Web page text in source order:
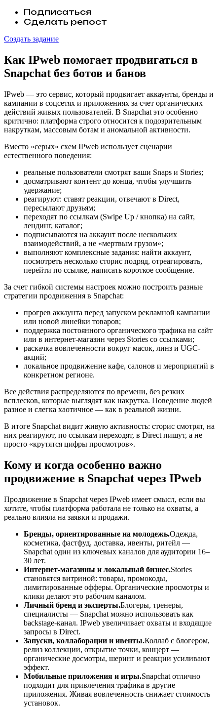
Подписаться
Сделать репост
Создать задание
Как IPweb помогает продвигаться в
Snapchat без ботов и банов
IPweb — это сервис, который продвигает аккаунты, бренды и
кампании в соцсетях и приложениях за счет органических
действий живых пользователей. В Snapchat это особенно
критично: платформа строго относится к подозрительным
накруткам, массовым ботам и аномальной активности.
Вместо «серых» схем IPweb использует сценарии
естественного поведения:
реальные пользователи смотрят ваши Snaps и Stories;
досматривают контент до конца, чтобы улучшить
удержание;
реагируют: ставят реакции, отвечают в Direct,
пересылают друзьям;
переходят по ссылкам (Swipe Up / кнопка) на сайт,
лендинг, каталог;
подписываются на аккаунт после нескольких
взаимодействий, а не «мертвым грузом»;
выполняют комплексные задания: найти аккаунт,
посмотреть несколько сторис подряд, отреагировать,
перейти по ссылке, написать короткое сообщение.
За счет гибкой системы настроек можно построить разные
стратегии продвижения в Snapchat:
прогрев аккаунта перед запуском рекламной кампании
или новой линейки товаров;
поддержка постоянного органического трафика на сайт
или в интернет-магазин через Stories со ссылками;
раскачка вовлеченности вокруг масок, линз и UGC-
акций;
локальное продвижение кафе, салонов и мероприятий в
конкретном регионе.
Все действия распределяются по времени, без резких
всплесков, которые выглядят как накрутка. Поведение людей
разное и слегка хаотичное — как в реальной жизни.
В итоге Snapchat видит живую активность: сторис смотрят, на
них реагируют, по ссылкам переходят, в Direct пишут, а не
просто «крутятся цифры просмотров».
Кому и когда особенно важно
продвижение в Snapchat через IPweb
Продвижение в Snapchat через IPweb имеет смысл, если вы
хотите, чтобы платформа работала не только на охваты, а
реально влияла на заявки и продажи.
Бренды, ориентированные на молодежь.Одежда,
косметика, фастфуд, доставка, ивенты, ритейл —
Snapchat один из ключевых каналов для аудитории 16–
30 лет.
Интернет-магазины и локальный бизнес.Stories
становятся витриной: товары, промокоды,
лимитированные офферы. Органические просмотры и
клики делают это рабочим каналом.
Личный бренд и эксперты.Блогеры, тренеры,
специалисты — Snapchat можно использовать как
backstage-канал. IPweb увеличивает охваты и входящие
запросы в Direct.
Запуски, коллаборации и ивенты.Коллаб с блогером,
релиз коллекции, открытие точки, концерт —
органические досмотры, шеринг и реакции усиливают
эффект.
Мобильные приложения и игры.Snapchat отлично
подходит для привлечения трафика в другие
приложения. Живая вовлеченность снижает стоимость
установок.